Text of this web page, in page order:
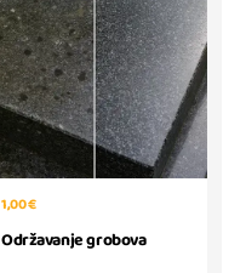
1,00 €
Održavanje grobova